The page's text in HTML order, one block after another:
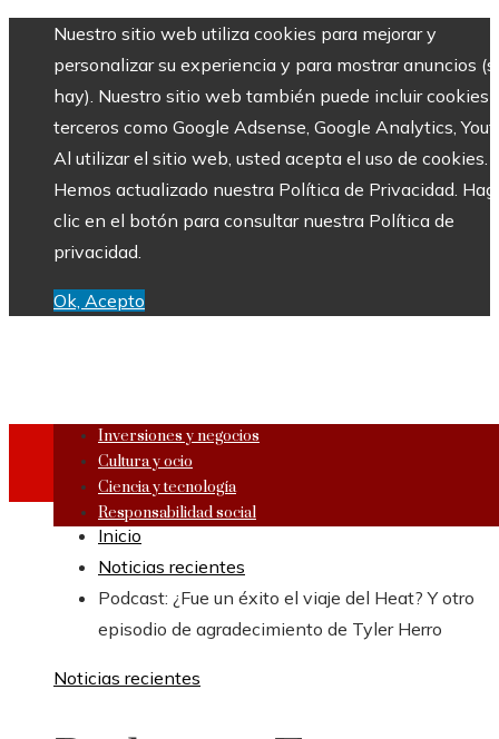
Nuestro sitio web utiliza cookies para mejorar y
personalizar su experiencia y para mostrar anuncios
hay). Nuestro sitio web también puede incluir cookies
terceros como Google Adsense, Google Analytics,
Al utilizar el sitio web, usted acepta el uso de cookies.
Hemos actualizado nuestra Política de Privacidad.
clic en el botón para consultar nuestra Política de
privacidad.
Ok, Acepto
Inversiones y negocios
Cultura y ocio
Ciencia y tecnología
Responsabilidad social
Inicio
Noticias recientes
Podcast: ¿Fue un éxito el viaje del Heat? Y otro
episodio de agradecimiento de Tyler Herro
Noticias recientes